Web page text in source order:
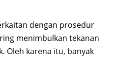
dengan prosedur
menimbulkan tekanan
Oleh karena itu, banyak